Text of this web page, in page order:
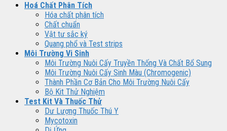
Hoá Chất Phân Tích
Hóa chất phân tích
Chất chuẩn
Vật tư sắc ký
Quang phổ và Test strips
Môi Trường Vi Sinh
Môi Trường Nuôi Cấy Truyền Thống Và Chất Bổ Sung
Môi Trường Nuôi Cấy Sinh Màu (Chromogenic)
Thành Phần Cơ Bản Cho Môi Trường Nuôi Cấy
Bộ Kit Thử Nghiệm
Test Kit Và Thuốc Thử
Dư Lượng Thuốc Thú Y
Mycotoxin